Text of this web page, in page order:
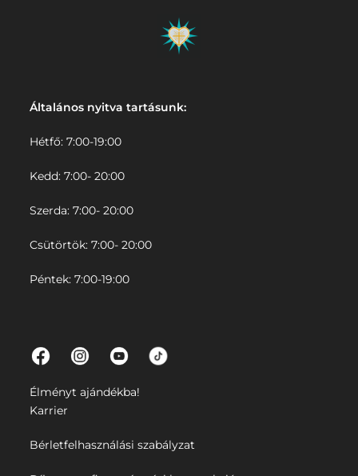
Általános nyitva tartásunk:
Hétfő: 7:00-19:00
Kedd: 7:00- 20:00
Szerda: 7:00- 20:00
Csütörtök: 7:00- 20:00
Péntek: 7:00-19:00
Élményt ajándékba!
Karrier
Bérletfelhasználási szabályzat